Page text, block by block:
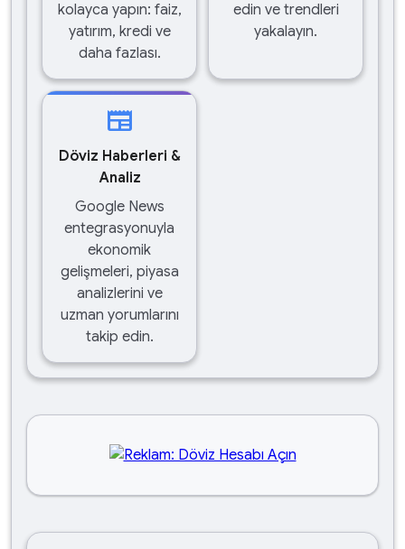
kolayca yapın: faiz,
yatırım, kredi ve
daha fazlası.
edin ve trendleri
yakalayın.
newspaper
Döviz Haberleri &
Analiz
Google News
entegrasyonuyla
ekonomik
gelişmeleri, piyasa
analizlerini ve
uzman yorumlarını
takip edin.